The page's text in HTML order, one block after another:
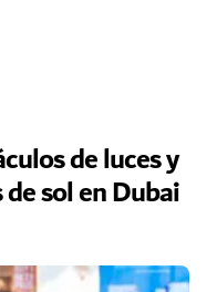
de luces y
sol en Dubai